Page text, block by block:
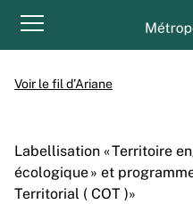
Menu principal
Voir le fil d’Ariane
Labellisation « Territoire
écologique » et
Territorial ( COT )»